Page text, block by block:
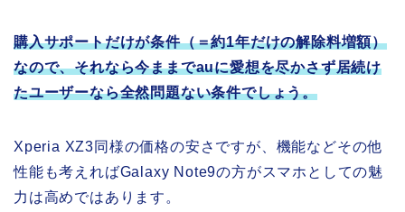
購入サポートだけが条件（＝約1年だけの解除料増額）
なので、それなら今ままでauに愛想を尽かさず居続け
たユーザーなら全然問題ない条件でしょう。
Xperia XZ3同様の価格の安さですが、機能などその他
性能も考えればGalaxy Note9の方がスマホとしての魅
力は高めではあります。